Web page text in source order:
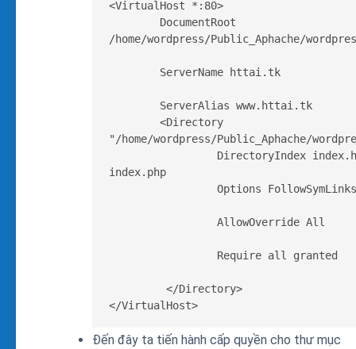
<VirtualHost *:80>
DocumentRoot
/home/wordpress/Public_Aphache/
ServerName httai.tk
ServerAlias
<Directory
"/home/wordpress/Public_Aphache/
index.php
Options
AllowOverride
Require all granted
</Directory>
</VirtualHost>
Đến đây ta tiến hành cấp quyền cho thư mục